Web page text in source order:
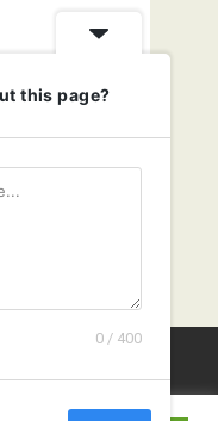
this page?
0 / 400